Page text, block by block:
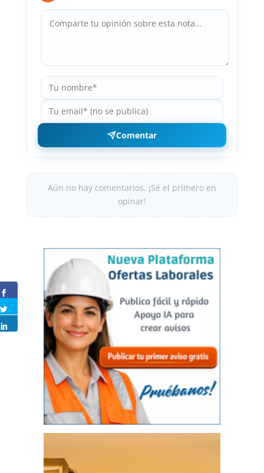
Comentar
Aún no hay comentarios. ¡Sé el primero en
opinar!